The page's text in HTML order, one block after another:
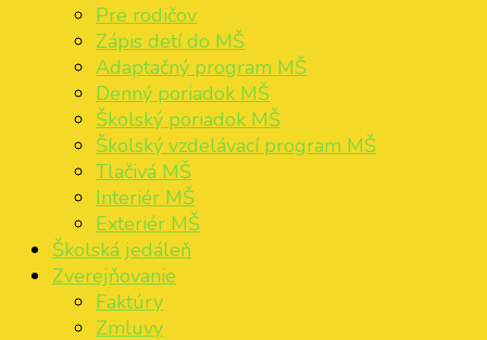
Pre rodičov
Zápis detí do MŠ
Adaptačný program MŠ
Denný poriadok MŠ
Školský poriadok MŠ
Školský vzdelávací program MŠ
Tlačivá MŠ
Interiér MŠ
Exteriér MŠ
Školská jedáleň
Zverejňovanie
Faktúry
Zmluvy